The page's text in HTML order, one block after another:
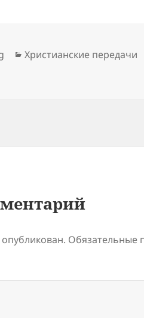
Рубрики
Христианские передачи
Обязательные